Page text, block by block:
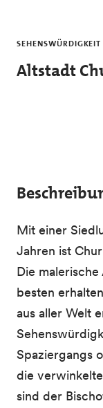
SEHENSWÜRDIGKEIT
Altstadt
Mit einer
Jahren ist
Die
besten
aus aller Welt
Spaziergangs
die
sind der